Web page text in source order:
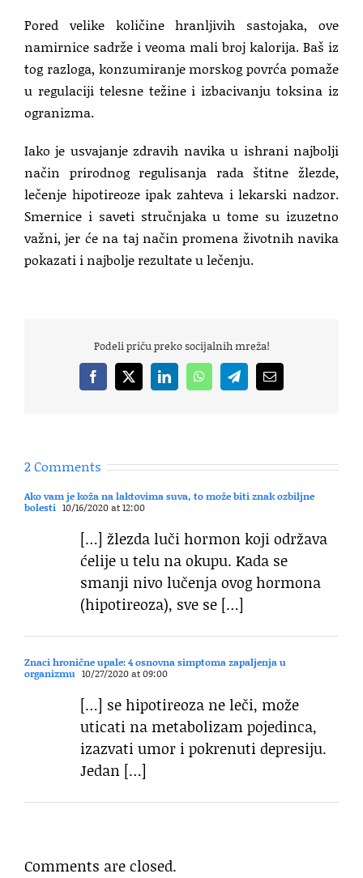
Pored velike količine hranljivih sastojaka, ove
namirnice sadrže i veoma mali broj kalorija. Baš iz
tog razloga, konzumiranje morskog povrća pomaže
u regulaciji telesne težine i izbacivanju toksina iz
ogranizma.
Iako je usvajanje zdravih navika u ishrani najbolji
način prirodnog regulisanja rada štitne žlezde,
lečenje hipotireoze ipak zahteva i lekarski nadzor.
Smernice i saveti stručnjaka u tome su izuzetno
važni, jer će na taj način promena životnih navika
pokazati i najbolje rezultate u lečenju.
Podeli priču preko socijalnih mreža!
Facebook
X LinkedInWhatsAppTelegramEmail
2 Comments
Ako vam je koža na laktovima suva, to može biti znak ozbiljne
bolesti 10/16/2020 at 12:00
[…] žlezda luči hormon koji održava
ćelije u telu na okupu. Kada se
smanji nivo lučenja ovog hormona
(hipotireoza), sve se […]
Znaci hronične upale: 4 osnovna simptoma zapaljenja u
organizmu 10/27/2020 at 09:00
[…] se hipotireoza ne leči, može
uticati na metabolizam pojedinca,
izazvati umor i pokrenuti depresiju.
Jedan […]
Comments are closed.